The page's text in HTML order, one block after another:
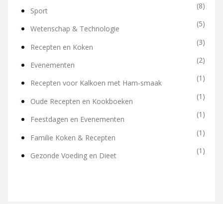
Sport
(8)
Wetenschap & Technologie
(5)
Recepten en Koken
(3)
Evenementen
(2)
Recepten voor Kalkoen met Ham-smaak
(1)
Oude Recepten en Kookboeken
(1)
Feestdagen en Evenementen
(1)
Familie Koken & Recepten
(1)
Gezonde Voeding en Dieet
(1)